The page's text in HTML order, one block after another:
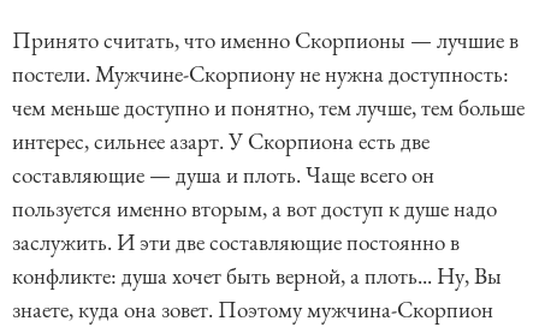
Принято считать, что именно Скорпионы — лучшие в
постели. Мужчине-Скорпиону не нужна доступность:
чем меньше доступно и понятно, тем лучше, тем больше
интерес, сильнее азарт. У Скорпиона есть две
составляющие — душа и плоть. Чаще всего он
пользуется именно вторым, а вот доступ к душе надо
заслужить. И эти две составляющие постоянно в
конфликте: душа хочет быть верной, а плоть... Ну, Вы
знаете, куда она зовет. Поэтому мужчина-Скорпион